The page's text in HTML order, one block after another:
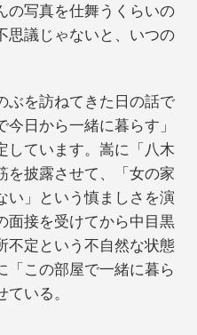
の写真を仕舞うくらいの
思議じゃないと、いつの
を訪ねてきた日の話で
日から一緒に暮らす」
しています。嵩に「八木
を披露させて、「女の家
い」という慎ましさを演
面接を受けてから中目黒
不定という不自然な状態
「この部屋で一緒に暮ら
いる。